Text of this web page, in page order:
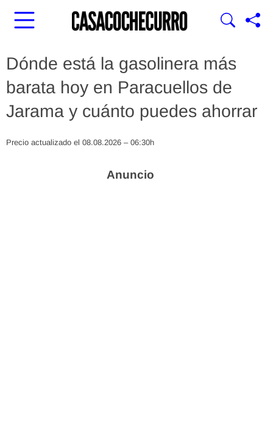
Dónde está la gasolinera más
barata hoy en Paracuellos de
Jarama y cuánto puedes ahorrar
Precio actualizado el 08.08.2026 – 06:30h